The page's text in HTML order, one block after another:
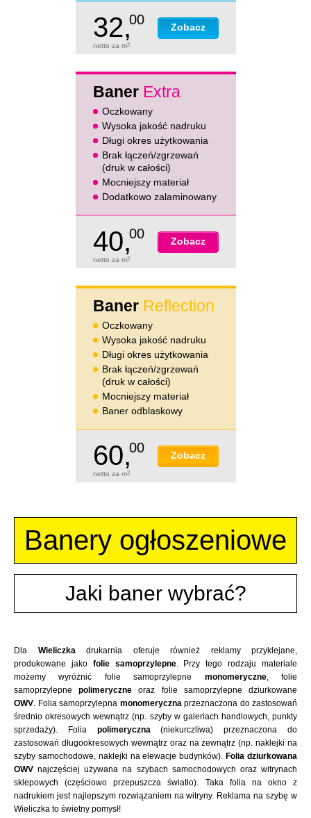
Zobacz
32,00
netto za m2
Baner Extra
Oczkowany
Wysoka jakość nadruku
Długi okres użytkowania
Brak łączeń/zgrzewań
(druk w całości)
Mocniejszy materiał
Dodatkowo zalaminowany
Zobacz
40,00
netto za m2
Baner Reflection
Oczkowany
Wysoka jakość nadruku
Długi okres użytkowania
Brak łączeń/zgrzewań
(druk w całości)
Mocniejszy materiał
Baner odblaskowy
Zobacz
60,00
netto za m2
Banery ogłoszeniowe
Jaki baner wybrać?
Dla Wieliczkadrukarnia oferuje również reklamy przyklejane,
produkowane jako folie samoprzylepne. Przy tego rodzaju materiale
możemy wyróżnić folie samoprzylepne monomeryczne, folie
samoprzylepnepolimeryczne oraz folie samoprzylepne dziurkowane
OWV. Folia samoprzylepna monomerycznaprzeznaczona do zastosowań
średnio okresowych wewnątrz (np. szyby w galeriach handlowych, punkty
sprzedaży). Folia polimeryczna(niekurczliwa) przeznaczona do
zastosowań długookresowych wewnątrz oraz na zewnątrz (np. naklejki na
szyby samochodowe, naklejki na elewacje budynków). Folia dziurkowana
OWV najczęściej używana na szybach samochodowych oraz witrynach
sklepowych (częściowo przepuszcza światło). Taka folia na okno z
nadrukiem jest najlepszym rozwiązaniem na witryny. Reklama na szybę w
Wieliczka to świetny pomysł!